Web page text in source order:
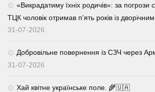
«Викрадатиму їхніх родичів»: за погрози
ТЦК чоловік отримав п’ять років із
31-07-2026
Добровільне повернення із СЗЧ через
31-07-2026
Хай квітне українське поле. 🌾🇺🇦